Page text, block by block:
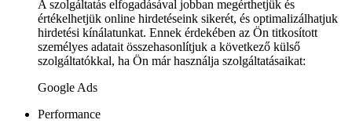
A szolgáltatás elfogadásával jobban megérthetjük és
értékelhetjük online hirdetéseink sikerét, és optimalizálhatjuk
hirdetési kínálatunkat. Ennek érdekében az Ön titkosított
személyes adatait összehasonlítjuk a következő külső
szolgáltatókkal, ha Ön már használja szolgáltatásaikat:
Google Ads
Performance